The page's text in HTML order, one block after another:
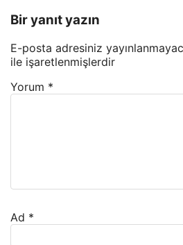
Bir yanıt yazın
E-posta adresiniz
ile işaretlenmişlerdir
Yorum *
Ad *